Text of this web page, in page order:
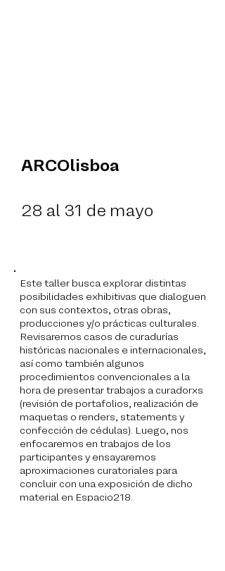
ARCOlisboa
28 al 31 de mayo
Este taller busca explorar distintas
posibilidades exhibitivas que dialoguen
con sus contextos, otras obras,
producciones y/o prácticas culturales.
Revisaremos casos de curadurías
históricas nacionales e internacionales,
así como también algunos
procedimientos convencionales a la
hora de presentar trabajos a curadorxs
(revisión de portafolios, realización de
maquetas o renders, statements y
confección de cédulas). Luego, nos
enfocaremos en trabajos de los
participantes y ensayaremos
aproximaciones curatoriales para
concluir con una exposición de dicho
material en Espacio218.